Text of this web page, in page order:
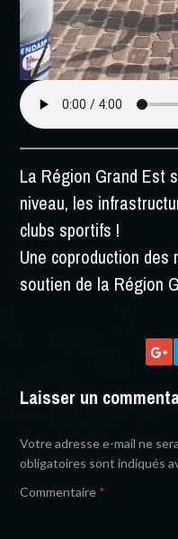
La Région Grand Est
niveau, les
clubs sportifs !
Une coproduction
soutien de la Région
Laisser un
Votre adresse e-mail ne
obligatoires sont indiqués
Commentaire *